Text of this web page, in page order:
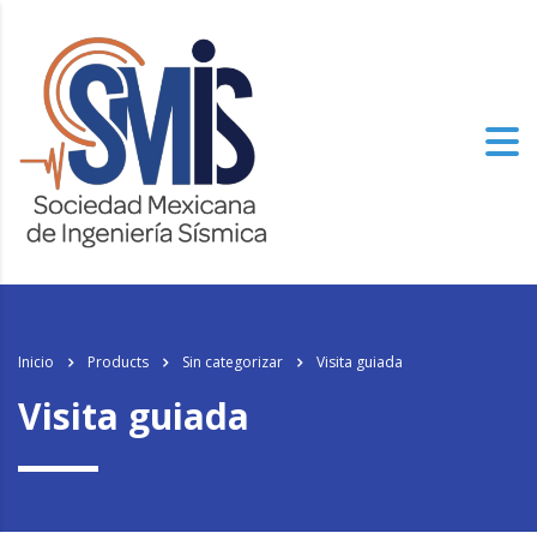
Inicio Products Sin categorizar Visita guiada
Visita guiada